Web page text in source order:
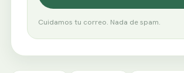
Cuidamos tu correo. Nada de spam.